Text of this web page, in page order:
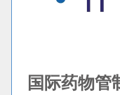
国际药物管